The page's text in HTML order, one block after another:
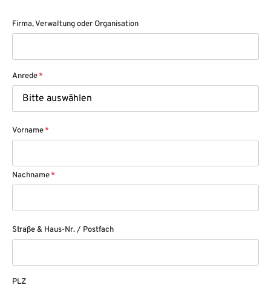
Firma, Verwaltung oder Organisation
Anrede*
Vorname*
Nachname*
Straße & Haus-Nr. / Postfach
PLZ